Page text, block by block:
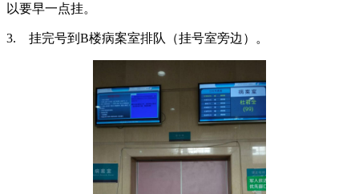
以要早一点挂。
3. 挂完号到B楼病案室排队（挂号室旁边）。